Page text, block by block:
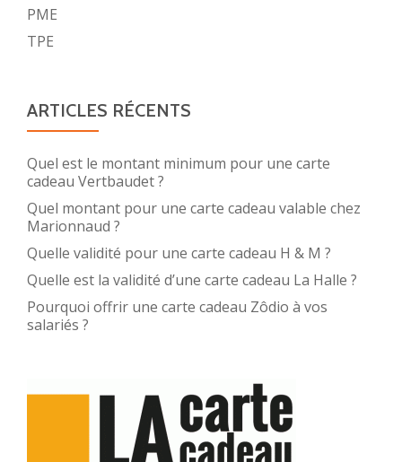
PME
TPE
ARTICLES RÉCENTS
Quel est le montant minimum pour une carte
cadeau Vertbaudet ?
Quel montant pour une carte cadeau valable chez
Marionnaud ?
Quelle validité pour une carte cadeau H & M ?
Quelle est la validité d’une carte cadeau La Halle ?
Pourquoi offrir une carte cadeau Zôdio à vos
salariés ?